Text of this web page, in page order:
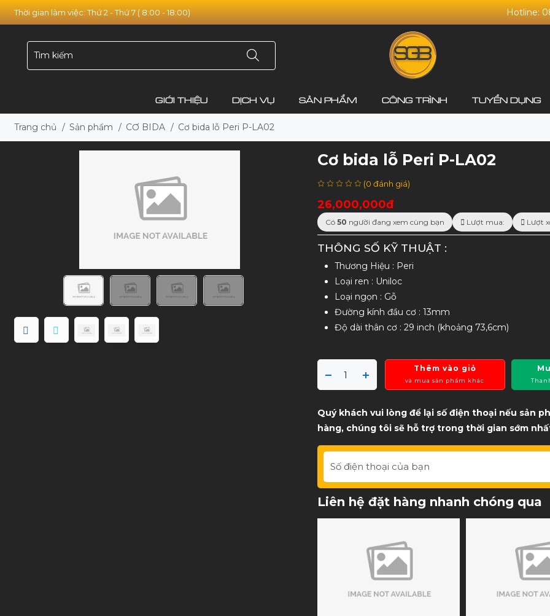
Thời gian làm việc: Thứ 2 - Thứ 7 ( 8:00 - 18:00) Hotline:
GIỚI THIỆU DỊCH VỤ SẢN PHẨM CÔNG TRÌNH TUYỂN DỤNG
Trang chủ / Sản phẩm / CƠ BIDA / Cơ bida lỗ Peri P-LA02
Cơ bida lỗ Peri P-LA02
(0 đánh giá)
26,000,000đ
Có50 người đang xem cùng bạn Lượt mua: Lượt
THÔNG SỐ KỸ THUẬT :
Thương Hiệu : Peri
Loại ren : Uniloc
Loại ngọn : Gỗ
Đường kính đầu cơ : 13mm
Độ dài thân cơ : 29 inch (khoảng 73,6cm)
Thêm vào giỏ
và mua sản phẩm khác
Quý khách vui lòng để lại số điện thoại nếu sản
hàng, chúng tôi sẽ hỗ trợ trong thời gian sớm
Liên hệ đặt hàng nhanh chóng qua